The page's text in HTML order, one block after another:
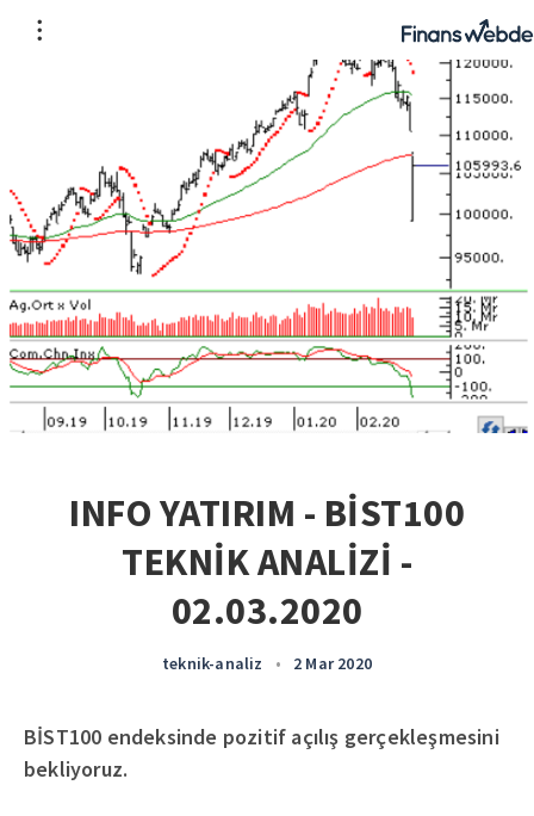
INFO YATIRIM - BİST100
TEKNİK ANALİZİ -
02.03.2020
teknik-analiz • 2 Mar 2020
BİST100 endeksinde pozitif açılış gerçekleşmesini
bekliyoruz.